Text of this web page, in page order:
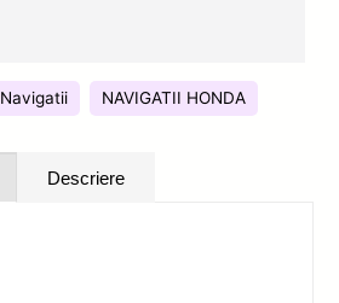
Navigatii NAVIGATII HONDA
Descriere